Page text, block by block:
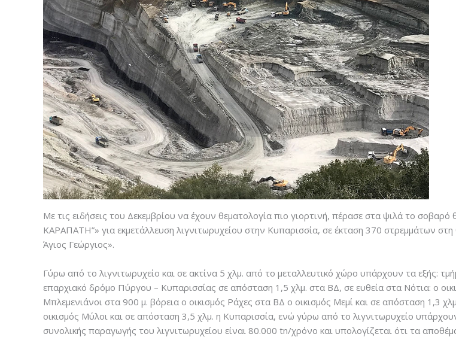
Με τις ειδήσεις του Δεκεμβρίου να έχουν θεματολογία πιο γιορτινή, πέρασε στα ψιλά το
ΚΑΡΑΠΑΤΗ”» για εκμετάλλευση λιγνιτωρυχείου στην Κυπαρισσία, σε έκταση 370 στρεμμάτων
Άγιος Γεώργιος».
Γύρω από το λιγνιτωρυχείο και σε ακτίνα 5 χλμ. από το μεταλλευτικό χώρο υπάρχουν τα εξής:
επαρχιακό δρόμο Πύργου – Κυπαρισσίας σε απόσταση 1,5 χλμ. στα ΒΔ, σε ευθεία στα Νότια: ο
Μπλεμενιάνοι στα 900 μ. βόρεια ο οικισμός Ράχες στα ΒΔ ο οικισμός Μεμί και σε απόσταση 1,3
οικισμός Μύλοι και σε απόσταση 3,5 χλμ. η Κυπαρισσία, ενώ γύρω από το λιγνιτωρυχείο
συνολικής παραγωγής του λιγνιτωρυχείου είναι 80.000 tn/χρόνο και υπολογίζεται ότι τα